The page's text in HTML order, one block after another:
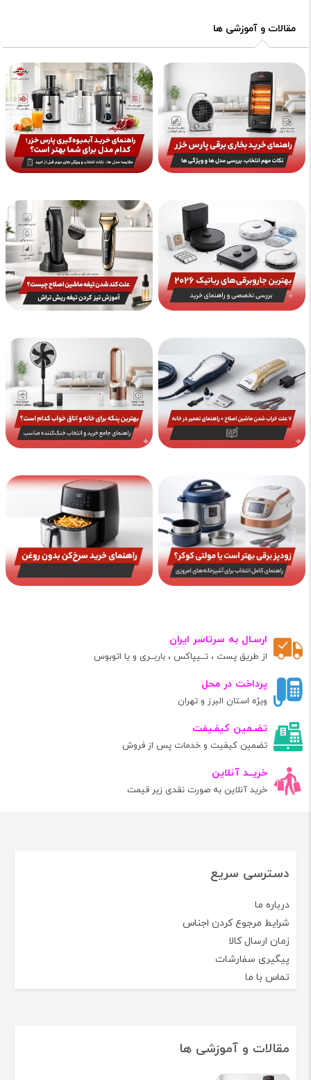
مقالات و آموزشی ها
ارسـال به سرتاسر ایران
از طریق پست ، تــیپاکس ، باربــری و یا اتوبوس
پرداخت در محل
ویژه استان البرز و تهران
تضـمین کیفـیفت
تضمین کیفیت و خدمات پس از فروش
خریــد آنلاین
خرید آنلاین به صورت نقدی زیر قیمت
دسترسی سریع
درباره ما
شرایط مرجوع کردن اجناس
زمان ارسال کالا
پیگیری سفارشات
تماس با ما
مقالات و آموزشی ها